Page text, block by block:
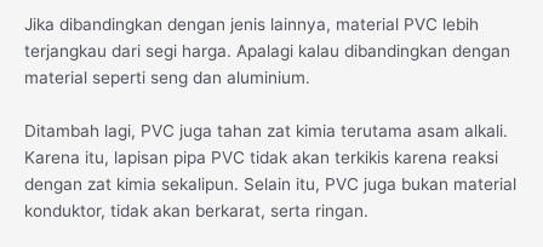
Jika dibandingkan dengan jenis lainnya, material PVC lebih
terjangkau dari segi harga. Apalagi kalau dibandingkan dengan
material seperti seng dan aluminium.
Ditambah lagi, PVC juga tahan zat kimia terutama asam alkali.
Karena itu, lapisan pipa PVC tidak akan terkikis karena reaksi
dengan zat kimia sekalipun. Selain itu, PVC juga bukan material
konduktor, tidak akan berkarat, serta ringan.